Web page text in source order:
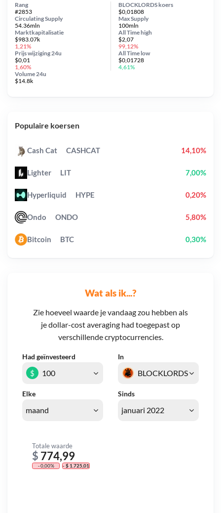
Wat als ik...?
Zie hoeveel waarde je vandaag zou hebben als
je dollar-cost averaging had toegepast op
verschillende cryptocurrencies.
Had geïnvesteerd In
Elke Sinds
$
Totale waarde
$ 774,99
- 0,00% - $ 1.725,01
BLOCKLORDS koers
$0,01808
Circulating Supply
54.36mln
Prijs wijziging 24u
$0,01
1,60%
Max Supply
100mln
Marktkapitalisatie
$983.07k
1,21%
Volume 24u
$14.8k
Rang
#2853
All Timehigh
$2,07
99,12%
All Time low
$0,01728
4,61%
Populaire koersen
Cash Cat CASHCAT 14,10%
Lighter LIT 7,00%
Hyperliquid HYPE 0,20%
Ondo ONDO 5,80%
Bitcoin BTC 0,30%